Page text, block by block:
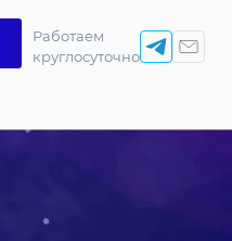
Работаем
круглосуточно